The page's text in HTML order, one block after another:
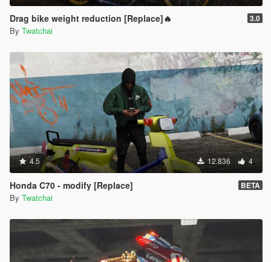
Drag bike weight reduction [Replace]🔥 3.0
By Twatchai
4.5 12.836 4
Honda C70 - modify [Replace] BETA
By Twatchai